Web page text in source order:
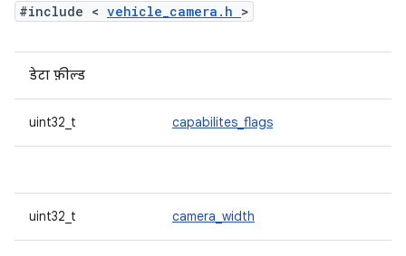
#include < vehicle_camera.h >
डेटा फ़ील्ड
uint32_t capabilites_flags
uint32_t camera_width